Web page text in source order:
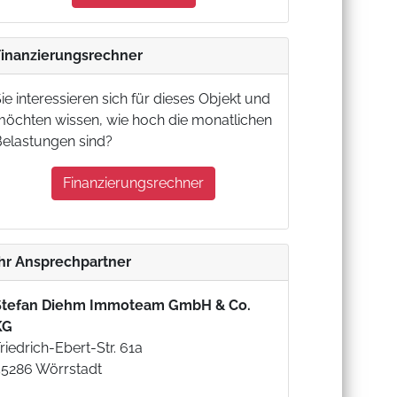
interessieren sich für dieses Objekt und
wissen, wie hoch die monatlichen
sind?
Finanzierungsrechner
Ansprechpartner
Diehm Immoteam GmbH & Co.
Ebert-Str. 61a
Wörrstadt